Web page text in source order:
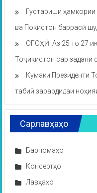
Густариши
ва Покистон баррасӣ
ОГОҲӢ! Аз 25 то 27
Тоҷикистон сар задани
Кумаки Президенти
табиӣ зарардидаи
Сарлавҳаҳо
Барномаҳо
Консертҳо
Лавҳаҳо